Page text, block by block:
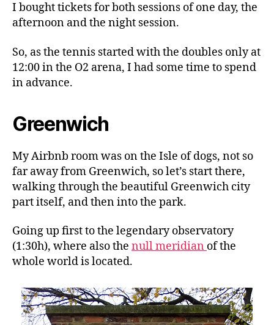
I bought tickets for both sessions of one day, the
afternoon and the night session.
So, as the tennis started with the doubles only at
12:00 in the O2 arena, I had some time to spend
in advance.
Greenwich
My Airbnb room was on the Isle of dogs, not so
far away from Greenwich, so let’s start there,
walking through the beautiful Greenwich city
part itself, and then into the park.
Going up first to the legendary observatory
(1:30h), where also the null meridian of the
whole world is located.